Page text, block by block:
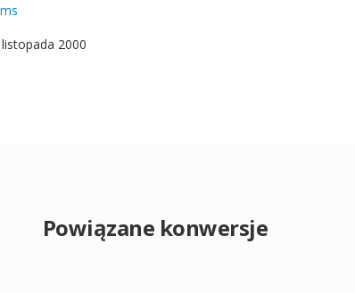
listopada 2000
Powiązane konwersje